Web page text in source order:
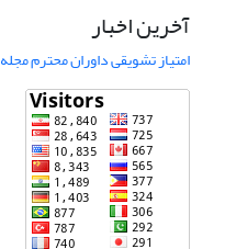
آخرین اخبار
امتیاز تشویقی داوران محترم مجله